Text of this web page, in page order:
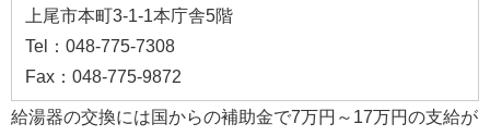
上尾市本町3-1-1本庁舎5階
Tel：048-775-7308
Fax：048-775-9872
給湯器の交換には国からの補助金で7万円～17万円の支給が